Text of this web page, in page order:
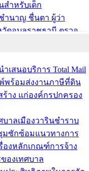
สำหรับเด็ก
ำนาญ ชื่นตา ผู้ว่า
วัดอุบลราชธานี ตรวจ
ยของสถานที่ในการเตรี
ท้องถิ่นเทศบาลเมือง
ดำเนินการมอบทะเบียน
ละบัตรประจำตัว
คลประเภท 8 แก่บุคคลที่
มชื่อในทะเบียนบ้าน
คนไม่มีสัญชาติไทยได้รับ
นที่อยู่
เสนอบริการ Total Mail
พ์พร้อมส่งงานภาษีที่ดิน
ร้าง แก่องค์กรปกครอง
บาลเมืองวารินชำราบ
มซักซ้อมแนวทางการ
องหลักเกณฑ์การจ้าง
องเทศบาล